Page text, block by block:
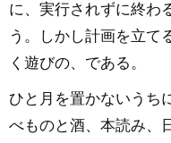
に、実行されずに終わ
う。しかし計画を立て
く遊びの、である。
ひと月を置かないうち
べものと酒、本読み、